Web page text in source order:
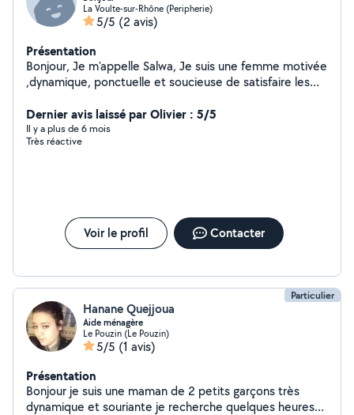
La Voulte-sur-Rhône (Peripherie)
5/5 (2 avis)
Présentation
Bonjour, Je m'appelle Salwa, Je suis une femme motivée
,dynamique, ponctuelle et soucieuse de satisfaire les
vous aider : - dans vos tâches ménagères
(repassage,vitres,rangement,ménage classique) - à faire
vos courses - à préparer vos repas Au plaisir de vous
Dernier avis laissé par Olivier : 5/5
Il y a plus de 6 mois
Très réactive
Voir le profil Contacter
Particulier
Hanane Quejjoua
Aide ménagère
Le Pouzin (Le Pouzin)
5/5 (1 avis)
Présentation
Bonjour je suis une maman de 2 petits garçons très
dynamique et souriante je recherche quelques heures